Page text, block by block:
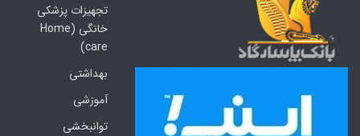
تجهیزات پزشکی
خانگی (Home
care)
بهداشتی
آموزشی
توانبخشی